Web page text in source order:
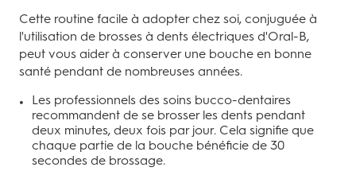
Cette routine facile à adopter chez soi, conjuguée à
l'utilisation de brosses à dents électriques d'Oral-B,
peut vous aider à conserver une bouche en bonne
santé pendant de nombreuses années.
Les professionnels des soins bucco-dentaires
recommandent de se brosser les dents pendant
deux minutes, deux fois par jour. Cela signifie que
chaque partie de la bouche bénéficie de 30
secondes de brossage.